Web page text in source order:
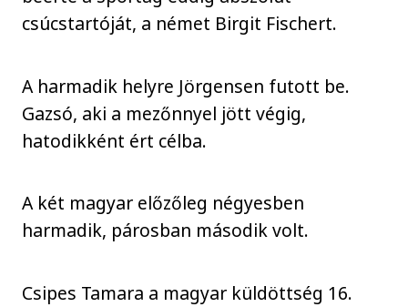
csúcstartóját, a német Birgit Fischert.
A harmadik helyre Jörgensen futott be.
Gazsó, aki a mezőnnyel jött végig,
hatodikként ért célba.
A két magyar előzőleg négyesben
harmadik, párosban második volt.
Csipes Tamara a magyar küldöttség 16.